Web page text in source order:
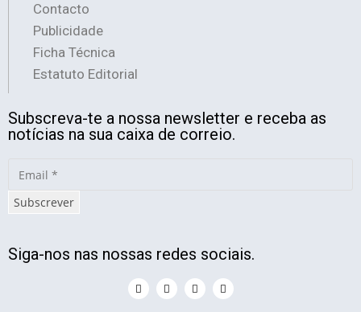
Contacto
Publicidade
Ficha Técnica
Estatuto Editorial
Subscreva-te a nossa newsletter e receba as
notícias na sua caixa de correio.
Subscrever
Siga-nos nas nossas redes sociais.